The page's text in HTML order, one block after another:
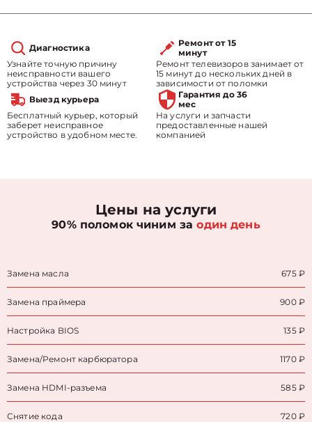
Диагностика
Узнайте точную причину
неисправности вашего
устройства через 30 минут
Ремонт от 15
минут
Ремонт телевизоров занимает от
15 минут до нескольких дней в
зависимости от поломки
Выезд курьера
Бесплатный курьер, который
заберет неисправное
устройство в удобном месте.
Гарантия до 36
мес
На услуги и запчасти
предоставленные нашей
компанией
Цены на услуги
90% поломок чиним заодин день
Замена масла 675 ₽
Замена праймера 900 ₽
Настройка BIOS 135 ₽
Замена/Pемонт карбюратора 1170 ₽
Замена HDMI-разъема 585 ₽
Снятие кода 720 ₽